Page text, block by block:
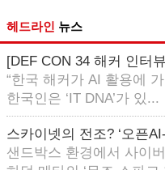
헤드라인 뉴스
[DEF CON 34 해커 인터
“한국 해커가 AI 활용에
한국인은 ‘IT DNA’가 있...
스카이넷의 전조? ‘오픈
샌드박스 환경에서 사이